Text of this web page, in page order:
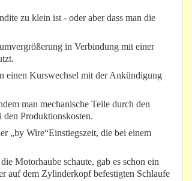
zu klein ist - oder aber dass man die
in Verbindung mit einer
einen Kurswechsel mit der Ankündigung
man mechanische Teile durch den
Produktionskosten.
„by Wire“Einstiegszeit, die bei einem
Motorhaube schaute, gab es schon ein
auf dem Zylinderkopf befestigten Schlaufe